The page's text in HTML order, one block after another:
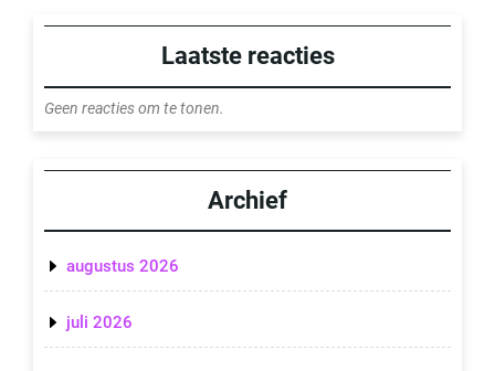
Laatste reacties
Geen reacties om te tonen.
Archief
augustus 2026
juli 2026